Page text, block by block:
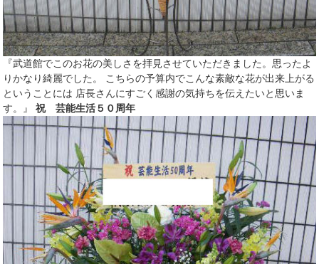
『武道館でこのお花の美しさを拝見させていただきました。思ったよ
りかなり綺麗でした。 こちらの予算内でこんな素敵な花が出来上がる
ということには 店長さんにすごく感謝の気持ちを伝えたいと思いま
す。』祝 芸能生活５０周年